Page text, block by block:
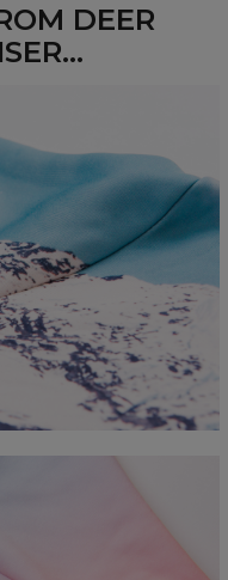
L XL 2XL 3XL
4XL
70 71 73 75
78
56 58 60 63
66
66 67 68 69
DEER